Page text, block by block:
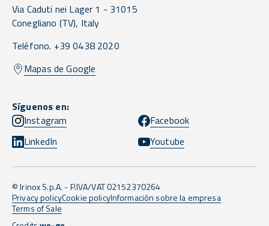
Via Caduti nei Lager 1 - 31015
Conegliano (TV), Italy
Teléfono. +39 0438 2020
Mapas de Google
Síguenos en:
Instagram
Facebook
LinkedIn
Youtube
© Irinox S.p.A. - P.IVA/VAT 02152370264
Privacy policyCookie policyInformación sobre la empresa
Terms of Sale